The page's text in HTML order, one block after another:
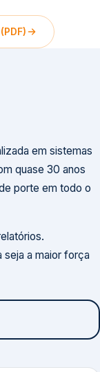
em sistemas
quase 30 anos
porte em todo o
seja a maior força